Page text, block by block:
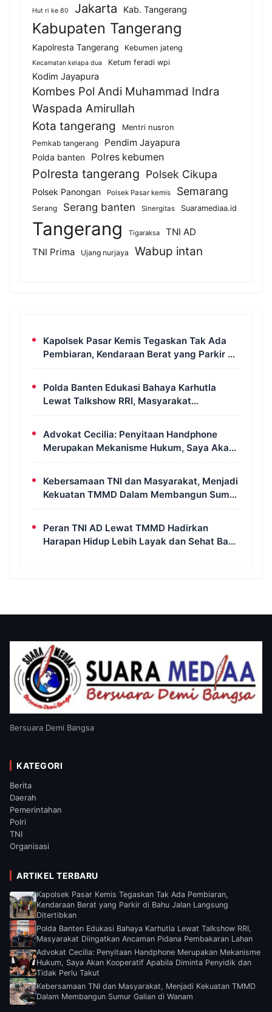
Hut ri ke 80 Jakarta Kab. Tangerang
Kabupaten Tangerang
Kapolresta Tangerang Kebumen jateng
Kecamatan kelapa dua Ketum feradi wpi
Kodim Jayapura
Kombes Pol Andi Muhammad Indra
Waspada Amirullah
Kota tangerang
Mentri nusron
Pemkab tangerang
Pendim Jayapura
Polda banten Polres kebumen
Polresta tangerang Polsek Cikupa
Polsek Panongan Polsek Pasar kemis Semarang
Serang Serang banten Sinergitas Suaramediaa.id
Tangerang Tigaraksa
TNI AD
TNI Prima
Ujang nurjaya Wabup intan
Kapolsek Pasar Kemis Tegaskan Tak Ada
Pembiaran, Kendaraan Berat yang Parkir di
Bahu Jalan Langsung Ditertibkan
Polda Banten Edukasi Bahaya Karhutla
Lewat Talkshow RRI, Masyarakat
Diingatkan Ancaman Pidana Pembakaran
Advokat Cecilia: Penyitaan Handphone
Merupakan Mekanisme Hukum, Saya Akan
Kooperatif Apabila Diminta Penyidik dan
Kebersamaan TNI dan Masyarakat, Menjadi
Kekuatan TMMD Dalam Membangun Sumur
Galian di Wanam
Peran TNI AD Lewat TMMD Hadirkan
Harapan Hidup Lebih Layak dan Sehat Bagi
Bersuara Demi Bangsa
KATEGORI
Berita
Daerah
Pemerintahan
Polri
TNI
Organisasi
ARTIKEL TERBARU
Kapolsek Pasar Kemis Tegaskan Tak Ada Pembiaran,
Kendaraan Berat yang Parkir di Bahu Jalan Langsung
Ditertibkan
Polda Banten Edukasi Bahaya Karhutla Lewat Talkshow RRI,
Masyarakat Diingatkan Ancaman Pidana Pembakaran Lahan
Advokat Cecilia: Penyitaan Handphone Merupakan Mekanisme
Hukum, Saya Akan Kooperatif Apabila Diminta Penyidik dan
Tidak Perlu Takut
Kebersamaan TNI dan Masyarakat, Menjadi Kekuatan TMMD
Dalam Membangun Sumur Galian di Wanam